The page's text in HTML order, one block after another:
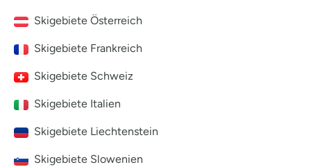
Skigebiete Österreich
Skigebiete Frankreich
Skigebiete Schweiz
Skigebiete Italien
Skigebiete Liechtenstein
Skigebiete Slowenien